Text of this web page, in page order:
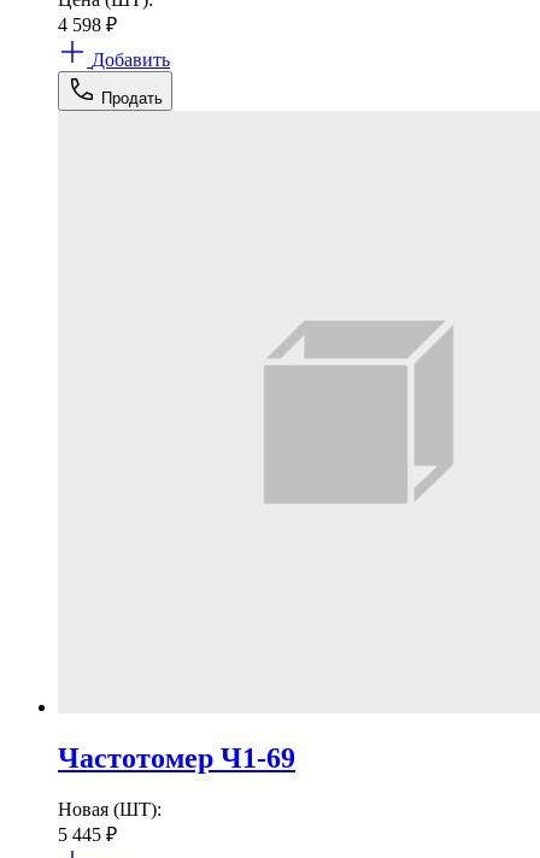
4 598 ₽
Добавить
Продать
Частотомер Ч1-69
Новая (ШТ):
5 445 ₽